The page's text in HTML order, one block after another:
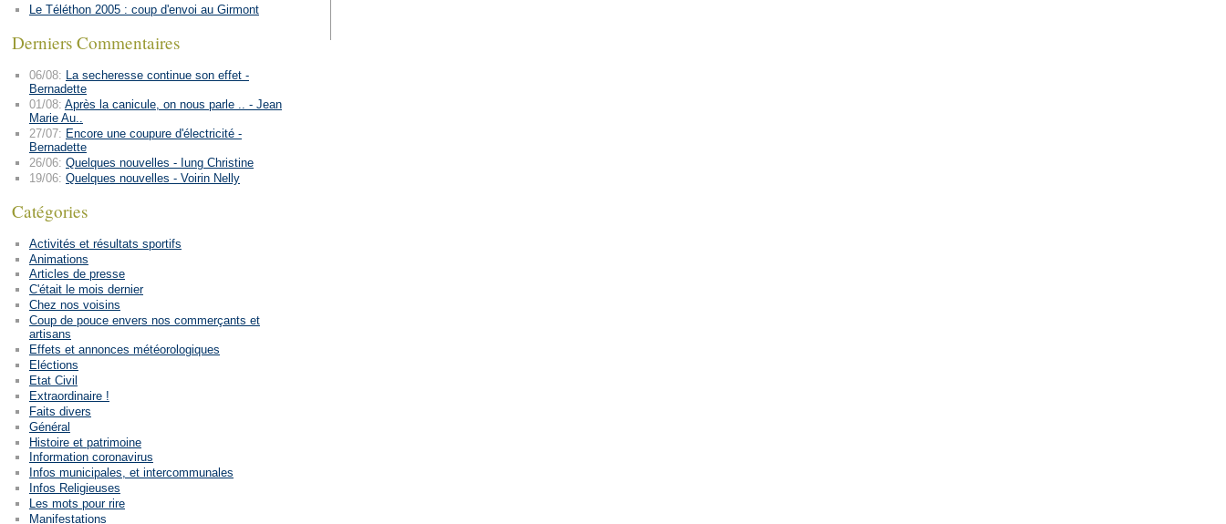
Le Téléthon 2005 : coup d'envoi au Girmont
Derniers Commentaires
06/08: La secheresse continue son effet -
Bernadette
01/08: Après la canicule, on nous parle .. - Jean
Marie Au..
27/07: Encore une coupure d'électricité -
Bernadette
26/06: Quelques nouvelles - Iung Christine
19/06: Quelques nouvelles - Voirin Nelly
Catégories
Activités et résultats sportifs
Animations
Articles de presse
C'était le mois dernier
Chez nos voisins
Coup de pouce envers nos commerçants et
artisans
Effets et annonces météorologiques
Eléctions
Etat Civil
Extraordinaire !
Faits divers
Général
Histoire et patrimoine
Information coronavirus
Infos municipales, et intercommunales
Infos Religieuses
Les mots pour rire
Manifestations